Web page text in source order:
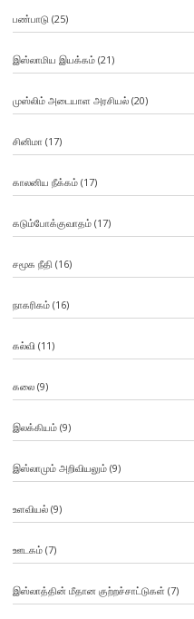
பண்பாடு(25)
இஸ்லாமிய இயக்கம்(21)
முஸ்லிம் அடையாள அரசியல்(20)
சினிமா (17)
காலனிய நீக்கம்(17)
கடும்போக்குவாதம்(17)
சமூக நீதி (16)
நாகரிகம்(16)
கல்வி (11)
கலை(9)
இலக்கியம்(9)
இஸ்லாமும் அறிவியலும்(9)
உளவியல்(9)
ஊடகம்(7)
இஸ்லாத்தின் மீதான குற்றச்சாட்டுகள் (7)